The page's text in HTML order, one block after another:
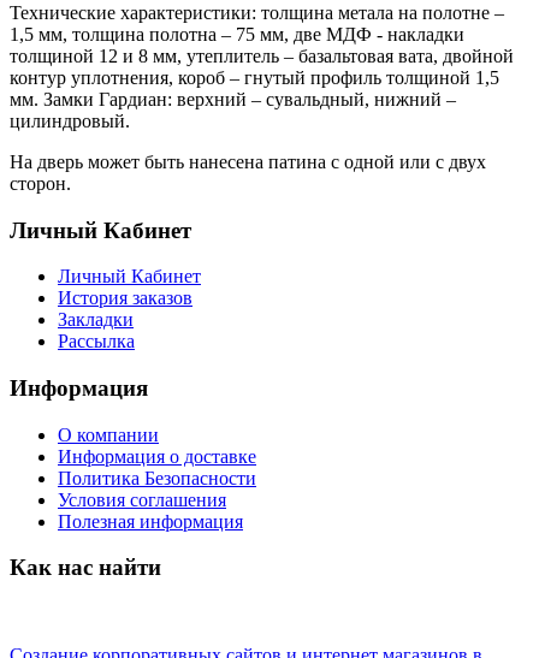
Технические характеристики: толщина метала на полотне –
1,5 мм, толщина полотна – 75 мм, две МДФ - накладки
толщиной 12 и 8 мм, утеплитель – базальтовая вата, двойной
контур уплотнения, короб – гнутый профиль толщиной 1,5
мм. Замки Гардиан: верхний – сувальдный, нижний –
цилиндровый.
На дверь может быть нанесена патина с одной или с двух
сторон.
Личный Кабинет
Личный Кабинет
История заказов
Закладки
Рассылка
Информация
О компании
Информация о доставке
Политика Безопасности
Условия соглашения
Полезная информация
Как нас найти